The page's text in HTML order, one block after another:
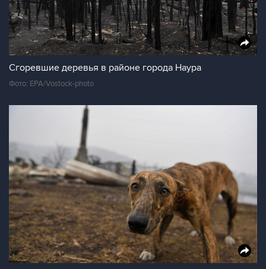
Сгоревшие деревья в районе города Наура
Фото: EPA/Vostock-photo